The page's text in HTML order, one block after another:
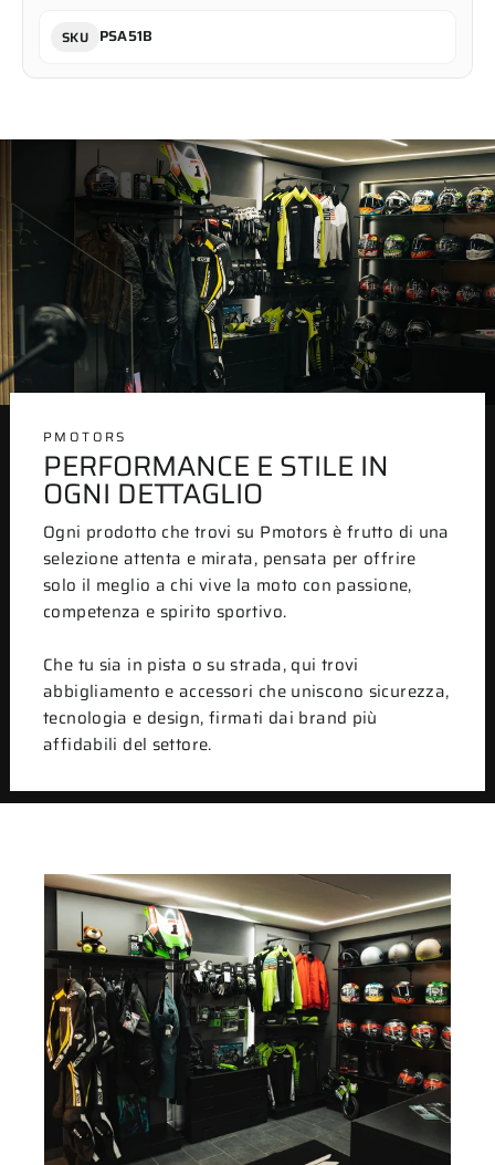
SKU PSA51B
PMOTORS
PERFORMANCE E STILE IN
OGNI DETTAGLIO
Ogni prodotto che trovi su Pmotors è frutto di una
selezione attenta e mirata, pensata per offrire
solo il meglio a chi vive la moto con passione,
competenza e spirito sportivo.
Che tu sia in pista o su strada, qui trovi
abbigliamento e accessori che uniscono sicurezza,
tecnologia e design, firmati dai brand più
affidabili del settore.